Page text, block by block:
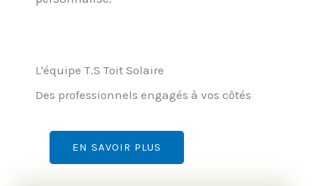
L'équipe T.S Toit Solaire
Des professionnels engagés à vos côtés
EN SAVOIR PLUS